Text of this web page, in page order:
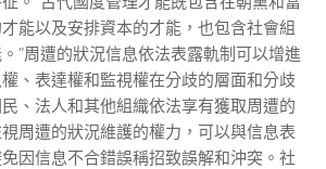
能以及安排資本的才能，也包含社會組
”周遭的狀況信息依法表露軌制可以增進
、表達權和監視權在分歧的層面和分歧
、法人和其他組織依法享有獲取周遭的
周遭的狀況維護的權力，可以與信息表
因信息不合錯誤稱招致誤解和沖突。社